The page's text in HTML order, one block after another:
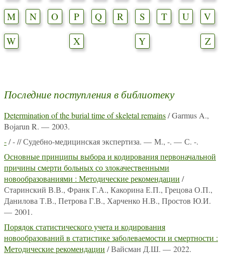
M
N O P Q R S T U
V
W
X Y Z
Последние поступления в библиотеку
Determination of the burial time of skeletal remains/ Garmus A.,
Bojarun R. — 2003.
-/ - // Судебно-медицинская экспертиза. — М., -. — С. -.
Основные принципы выбора и кодирования первоначальной
причины смерти больных со злокачественными
новообразованиями : Методические рекомендации /
Старинский В.В., Франк Г.А., Какорина Е.П., Грецова О.П.,
Данилова Т.В., Петрова Г.В., Харченко Н.В., Простов Ю.И.
— 2001.
Порядок статистического учета и кодирования
новообразований в статистике заболеваемости и смертности :
Методические рекомендации / Вайсман Д.Ш. — 2022.